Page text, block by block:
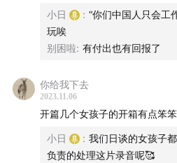
日谈物语第四季
7:00
，小宇宙、网易云音乐、喜
单集付费，每集6元。
/ 日光派对2023年招募启动 /
小日 : “你们中国人只会工
玩唉
别困啦: 有付出也有回报了
你给我下去
2023.11.06
开篇几个女孩子的开箱有点笨
小日 : 我们日谈的女孩子
负责的处理这片录音呢🥰